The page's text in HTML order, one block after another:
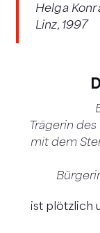
Helga
Linz, 1997
Trägerin
mit dem
ist plötzlich